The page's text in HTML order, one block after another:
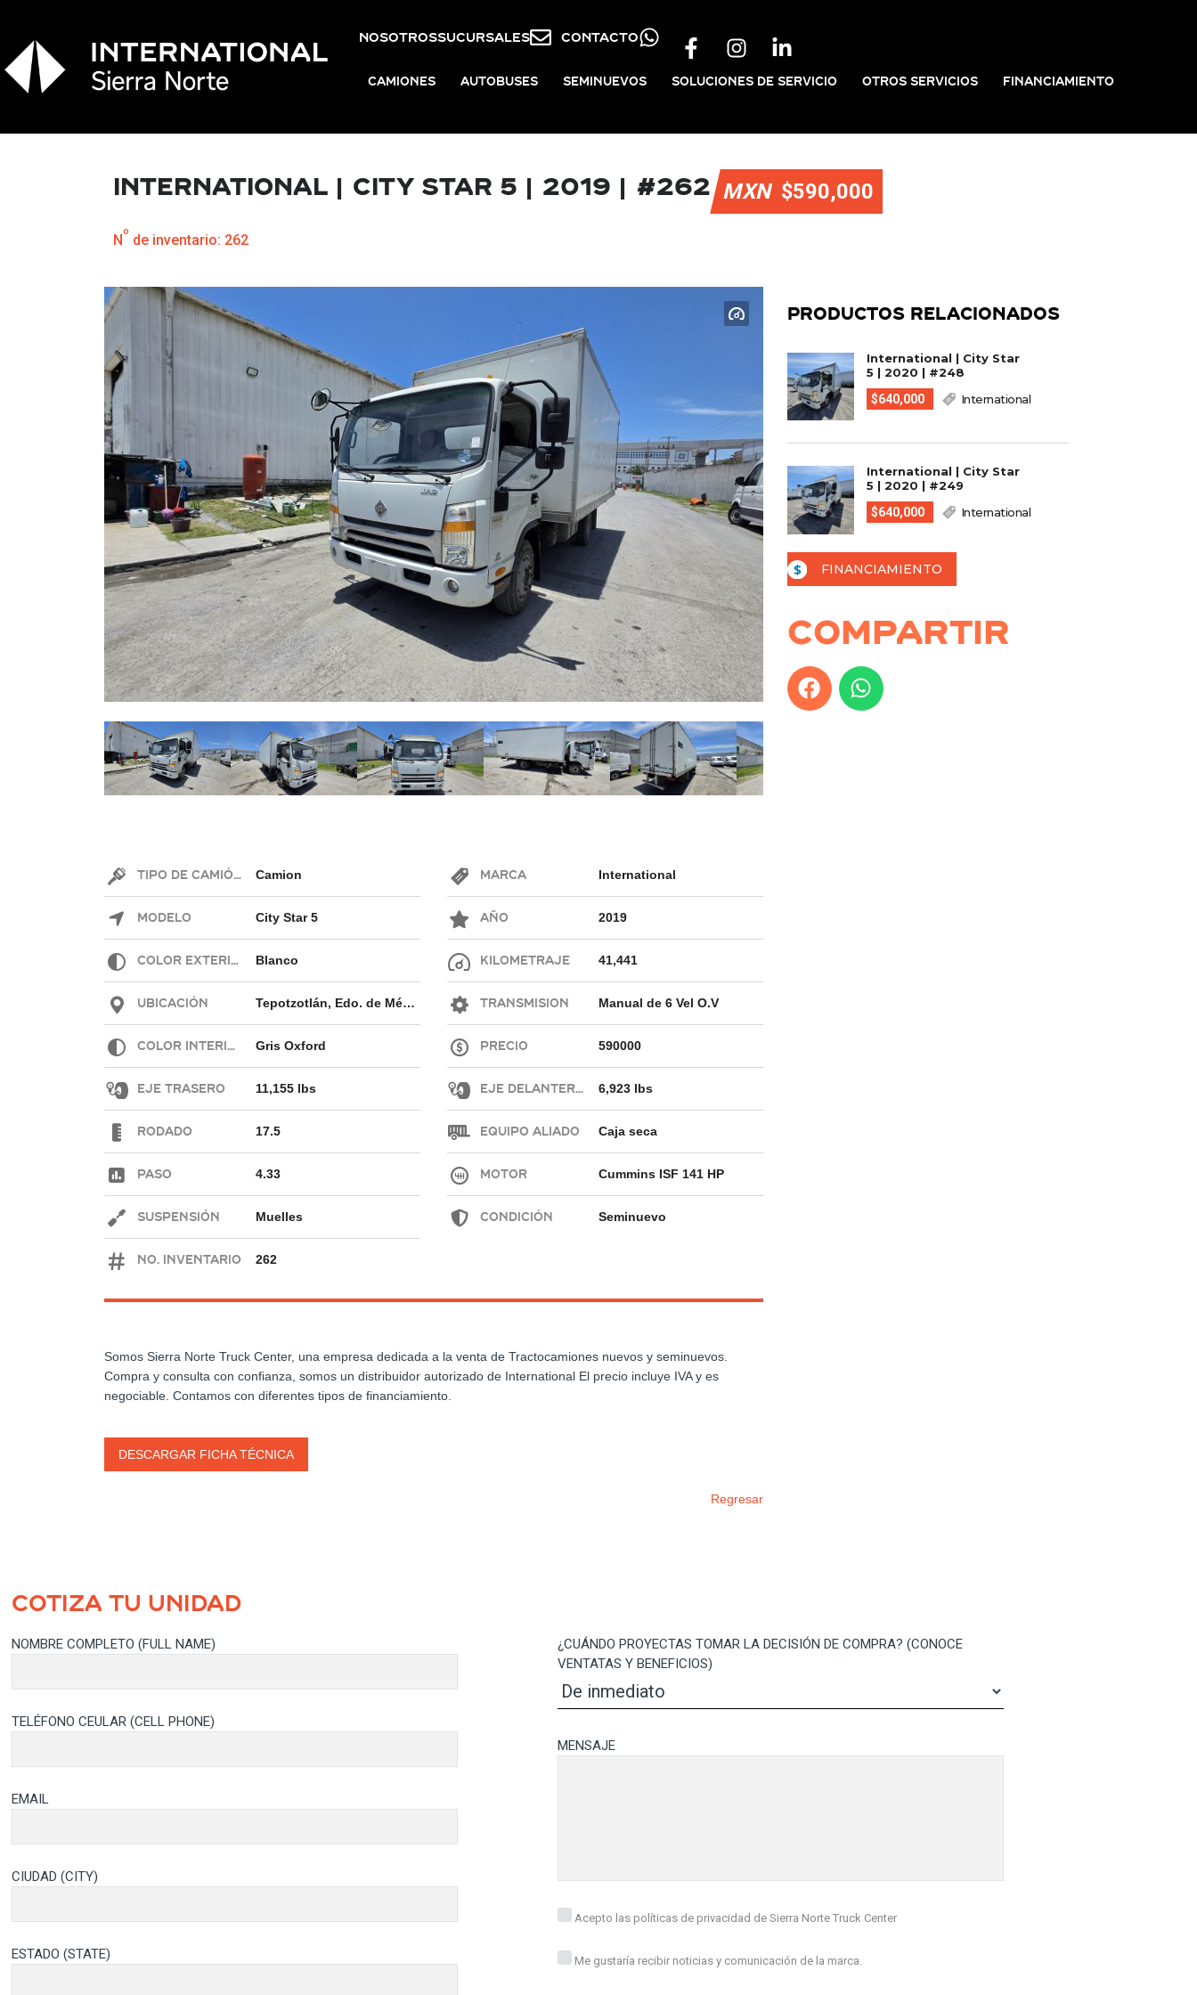
NOSOTROSSUCURSALES CONTACTO
CAMIONES AUTOBUSES SEMINUEVOS SOLUCIONES DE SERVICIO OTROS SERVICIOS FINANCIAMIENTO
International | City Star 5 | 2019 | #262
N
o
de inventario: 262
$590,000
Tipo de Camión Camion Marca International
Modelo City Star 5 Año 2019
Color exterior Blanco Kilometraje 41,441
Ubicación Tepotzotlán, Edo. de México Transmision Manual de 6 Vel O.V
Color interior Gris Oxford Precio 590000
Eje Trasero 11,155 lbs Eje Delantero 6,923 lbs
Rodado 17.5 Equipo Aliado Caja seca
Paso 4.33 Motor Cummins ISF 141 HP
Suspensión Muelles Condición Seminuevo
No. Inventario 262
Somos Sierra Norte Truck Center, una empresa dedicada a la venta de Tractocamiones nuevos y seminuevos.
Compra y consulta con confianza, somos un distribuidor autorizado de International El precio incluye IVA y es
negociable. Contamos con diferentes tipos de financiamiento.
DESCARGAR FICHA TÉCNICA
Regresar
PRODUCTOS RELACIONADOS
International | City Star
5 | 2020 | #248
$640,000
International
International | City Star
5 | 2020 | #249
$640,000
International
FINANCIAMIENTO
Compartir
COTIZA TU UNIDAD
NOMBRE COMPLETO (FULL NAME)
TELÉFONO CEULAR (CELL PHONE)
EMAIL
CIUDAD (CITY)
ESTADO (STATE)
¿CUÁNDO PROYECTAS TOMAR LA DECISIÓN DE COMPRA? (CONOCE
VENTATAS Y BENEFICIOS)
MENSAJE
Acepto las políticas de privacidad de Sierra Norte Truck Center
Me gustaría recibir noticias y comunicación de la marca.